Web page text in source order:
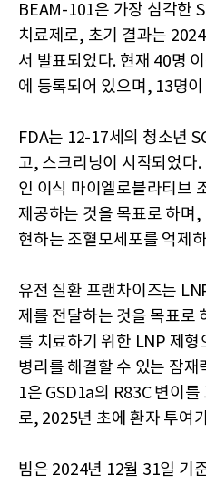
BEAM-101은 가장 심각한
치료제로, 초기 결과는
서 발표되었다. 현재 40명
에 등록되어 있으며, 13명
FDA는 12-17세의 청소년
고, 스크리닝이 시작되었다.
인 이식 마이엘로블라티브
제공하는 것을 목표로 하며
현하는 조혈모세포를 억제
유전 질환 프랜차이즈는
제를 전달하는 것을 목표로
를 치료하기 위한 LNP 제형
병리를 해결할 수 있는 잠
1은 GSD1a의 R83C 변이
로, 2025년 초에 환자 투여
빔은 2024년 12월 31일 기